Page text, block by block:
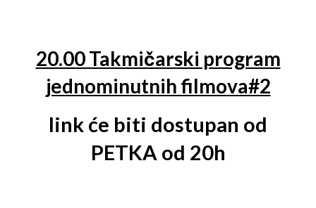
20.00 Takmičarski program
jednominutnih filmova#2
link će biti dostupan od
PETKA od 20h